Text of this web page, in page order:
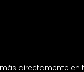
directamente en